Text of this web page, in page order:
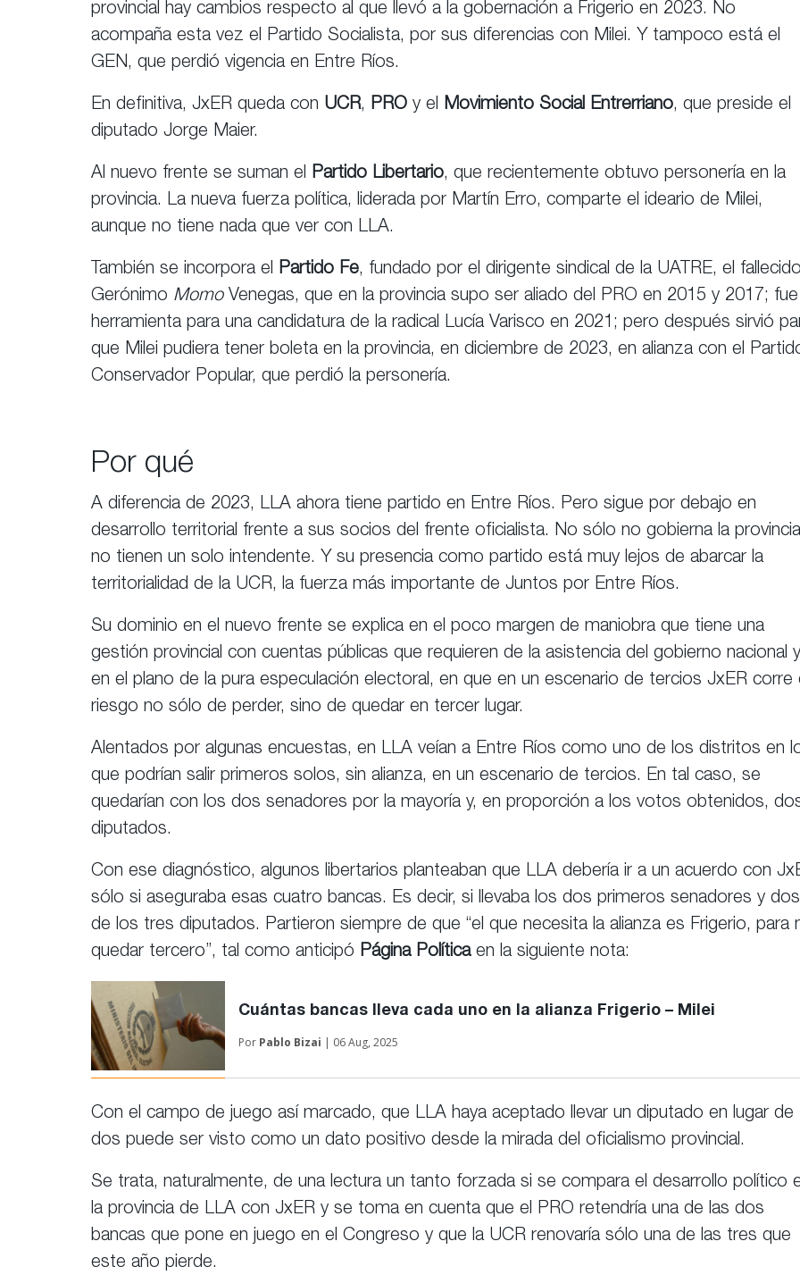
provincial hay cambios respecto al que llevó a la gobernación a Frigerio en 2023. No
acompaña esta vez el Partido Socialista, por sus diferencias con Milei. Y tampoco está el
GEN, que perdió vigencia en Entre Ríos.
En definitiva, JxER queda con UCR, PRO y el Movimiento Social Entrerriano, que preside el
diputado Jorge Maier.
Al nuevo frente se suman el Partido Libertario, que recientemente obtuvo personería en la
provincia. La nueva fuerza política, liderada por Martín Erro, comparte el ideario de Milei,
aunque no tiene nada que ver con LLA.
También se incorpora el Partido Fe, fundado por el dirigente sindical de la UATRE, el
Gerónimo MomoVenegas, que en la provincia supo ser aliado del PRO en 2015 y 2017;
herramienta para una candidatura de la radical Lucía Varisco en 2021; pero después sirvió
que Milei pudiera tener boleta en la provincia, en diciembre de 2023, en alianza con el
Conservador Popular, que perdió la personería.
Por qué
A diferencia de 2023, LLA ahora tiene partido en Entre Ríos. Pero sigue por debajo en
desarrollo territorial frente a sus socios del frente oficialista. No sólo no gobierna la
no tienen un solo intendente. Y su presencia como partido está muy lejos de abarcar la
territorialidad de la UCR, la fuerza más importante de Juntos por Entre Ríos.
Su dominio en el nuevo frente se explica en el poco margen de maniobra que tiene una
gestión provincial con cuentas públicas que requieren de la asistencia del gobierno nacional
en el plano de la pura especulación electoral, en que en un escenario de tercios JxER corre
riesgo no sólo de perder, sino de quedar en tercer lugar.
Alentados por algunas encuestas, en LLA veían a Entre Ríos como uno de los distritos en
que podrían salir primeros solos, sin alianza, en un escenario de tercios. En tal caso, se
quedarían con los dos senadores por la mayoría y, en proporción a los votos obtenidos,
diputados.
Con ese diagnóstico, algunos libertarios planteaban que LLA debería ir a un acuerdo con
sólo si aseguraba esas cuatro bancas. Es decir, si llevaba los dos primeros senadores y dos
de los tres diputados. Partieron siempre de que “el que necesita la alianza es Frigerio, para
quedar tercero”, tal como anticipó Página Políticaen la siguiente nota:
Cuántas bancas lleva cada uno en la alianza Frigerio – Milei
Por Pablo Bizai | 06 Aug, 2025
Con el campo de juego así marcado, que LLA haya aceptado llevar un diputado en lugar de
dos puede ser visto como un dato positivo desde la mirada del oficialismo provincial.
Se trata, naturalmente, de una lectura un tanto forzada si se compara el desarrollo político
la provincia de LLA con JxER y se toma en cuenta que el PRO retendría una de las dos
bancas que pone en juego en el Congreso y que la UCR renovaría sólo una de las tres que
este año pierde.